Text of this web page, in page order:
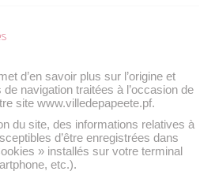
d’en savoir plus sur l’origine et
de navigation traitées à l’occasion de
site www.villedepapeete.pf.
du site, des informations relatives à
d’être enregistrées dans
» installés sur votre terminal
etc.).